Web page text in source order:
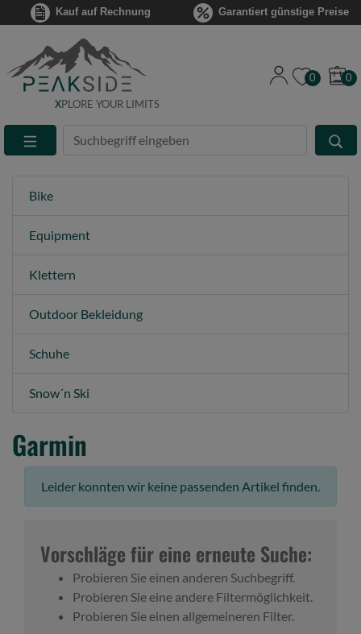
Kauf auf Rechnung Garantiert günstige Preise
XPLORE YOUR LIMITS
Suche
Eingabefeld
0 0
Bike
Equipment
Klettern
Outdoor Bekleidung
Schuhe
Snow´n Ski
Garmin
Leider konnten wir keine passenden Artikel finden.
Vorschläge für eine erneute Suche:
Probieren Sie einen anderen Suchbegriff.
Probieren Sie eine andere Filtermöglichkeit.
Probieren Sie einen allgemeineren Filter.